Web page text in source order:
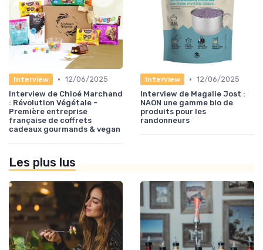
Interview • 12/06/2025
Interview de Chloé Marchand
: Révolution Végétale -
Première entreprise
française de coffrets
cadeaux gourmands & vegan
Interview • 12/06/2025
Interview de Magalie Jost :
NAON une gamme bio de
produits pour les
randonneurs
Les plus lus